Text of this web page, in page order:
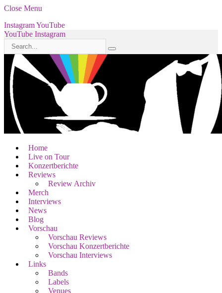
Close Menu
InstagramYouTube
YouTube Instagram
Home
Live on Tour
Konzertberichte
Reviews
Review Archiv
Merch
Interviews
News
Blog
Vorschau
Vorschau Reviews
Vorschau Konzertberichte
Vorschau Interviews
Links
Bands
Labels
Venues